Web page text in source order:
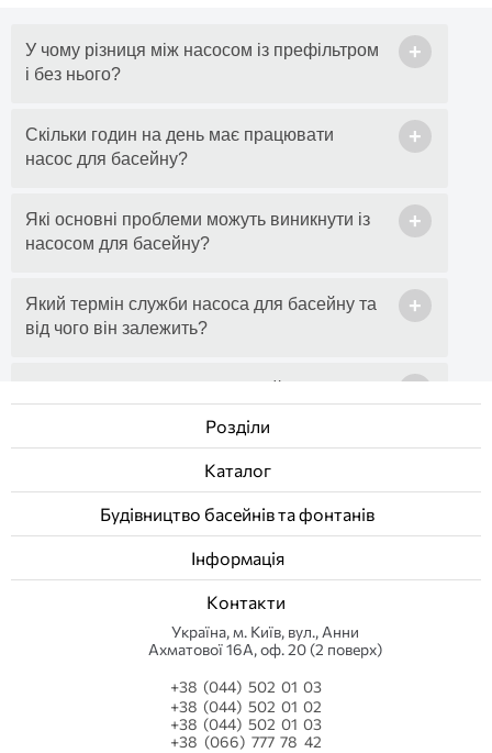
+
У чому різниця між насосом із префільтром
і без нього?
+
Скільки годин на день має працювати
насос для басейну?
+
Які основні проблеми можуть виникнути із
насосом для басейну?
+
Який термін служби насоса для басейну та
від чого він залежить?
Як підготувати насос для басейну до
зимового періоду?
Розділи
Каталог
Будівництво басейнів та фонтанів
Інформація
Контакти
Українa, м. Київ, вул., Анни
Ахматової 16А, оф. 20 (2 поверх)
+38 (044) 502 01 03
+38 (044) 502 01 02
+38 (044) 502 01 03
+38 (066) 777 78 42